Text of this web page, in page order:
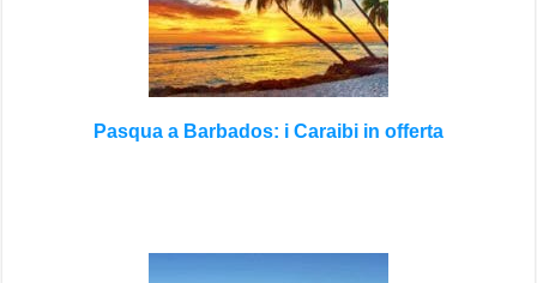
Pasqua a Barbados: i Caraibi in offerta